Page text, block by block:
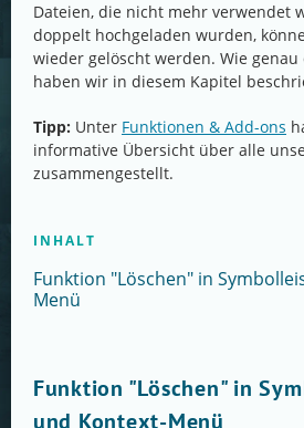
Dateien, die nicht mehr verwendet
doppelt hochgeladen wurden,
wieder gelöscht werden. Wie
haben wir in diesem Kapitel
Tipp: Unter Funktionen & Add-ons
informative Übersicht über alle
zusammengestellt.
INHALT
Funktion "Löschen" in
Menü
Funktion "Löschen" in
und Kontext-Menü